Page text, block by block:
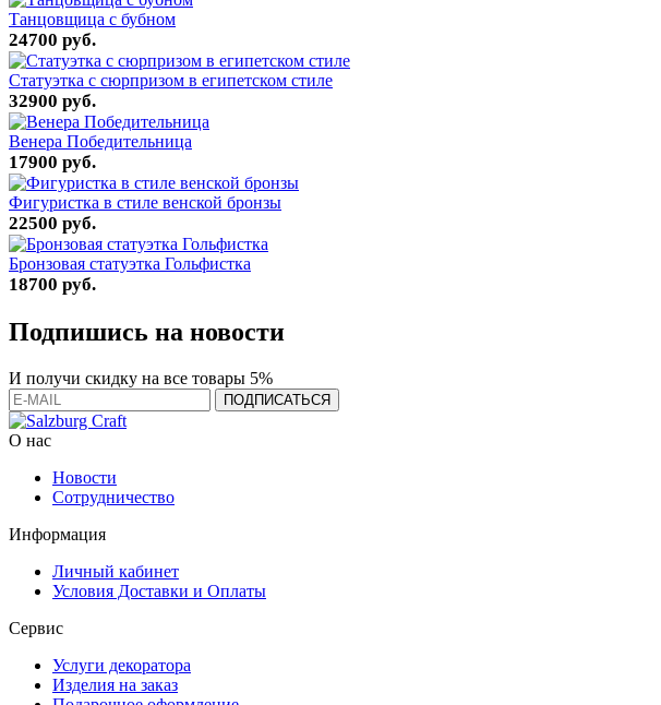
Танцовщица с бубном
24700 руб.
Статуэтка с сюрпризом в египетском стиле
32900 руб.
Венера Победительница
17900 руб.
Фигуристка в стиле венской бронзы
22500 руб.
Бронзовая статуэтка Гольфистка
18700 руб.
Подпишись на новости
И получи скидку на все товары 5%
О нас
Новости
Сотрудничество
Информация
Личный кабинет
Условия Доставки и Оплаты
Сервис
Услуги декоратора
Изделия на заказ